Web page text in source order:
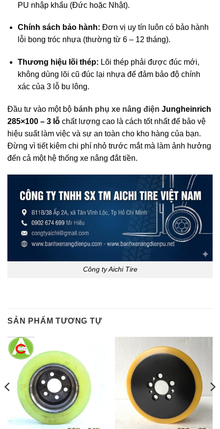
PU nhập khẩu (Đức hoặc Nhật).
Chính sách bảo hành: Đơn vị uy tín luôn có bảo hành
lỗi bong tróc nhựa (thường từ 6 – 12 tháng).
Thương hiệu lõi thép: Lõi thép phải được đúc mới,
không dùng lõi cũ đúc lại nhựa để đảm bảo độ chính
xác của 3 lỗ bu lông.
Đầu tư vào một bộ bánh phụ xe nâng điện Jungheinrich
285×100 – 3 lỗ chất lượng cao là cách tốt nhất để bảo vệ
hiệu suất làm việc và sự an toàn cho kho hàng của bạn.
Đừng vì tiết kiệm chi phí nhỏ trước mắt mà làm ảnh hưởng
đến cả một hệ thống xe nâng đắt tiền.
Công ty Aichi Tire
SẢN PHẨM TƯƠNG TỰ